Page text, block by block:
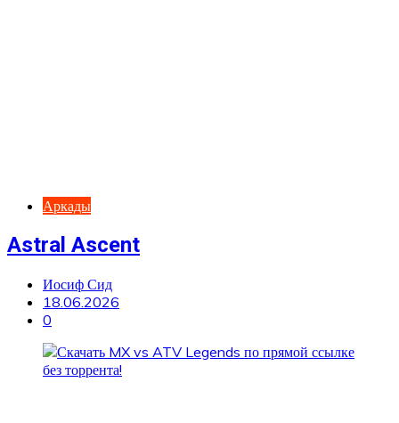
Аркады
Astral Ascent
Иосиф Сид
18.06.2026
0